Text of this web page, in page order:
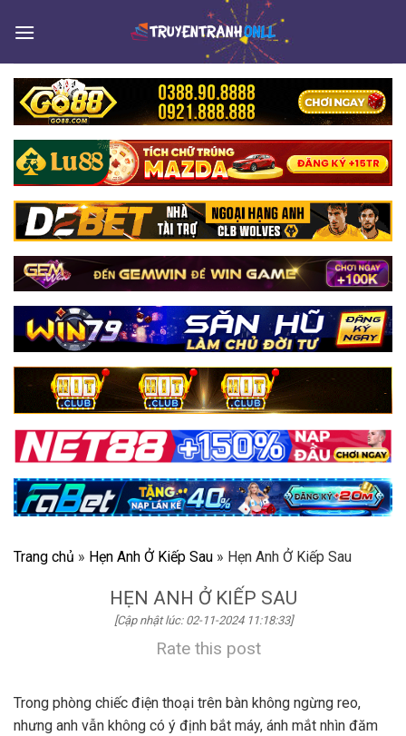
Trang chủ » Hẹn Anh Ở Kiếp Sau » Hẹn Anh Ở Kiếp Sau
HẸN ANH Ở KIẾP SAU
[Cập nhật lúc: 02-11-2024 11:18:33]
Rate this post
Trong phòng chiếc điện thoại trên bàn không ngừng reo,
nhưng anh vẫn không có ý định bắt máy, ánh mắt nhìn đăm